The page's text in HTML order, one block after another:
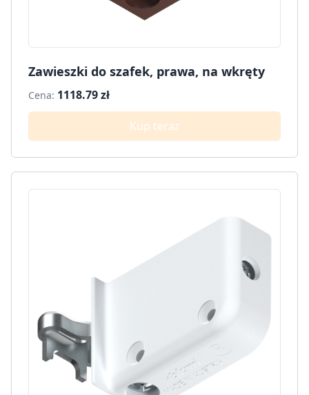
Zawieszki do szafek, prawa, na wkręty
Cena: 1118.79 zł
Kup teraz